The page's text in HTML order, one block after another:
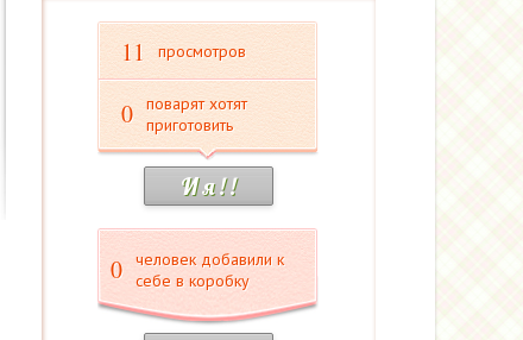
11 просмотров
0
поварят хотят
приготовить
И я ! !
0
человек добавили к
себе в коробку